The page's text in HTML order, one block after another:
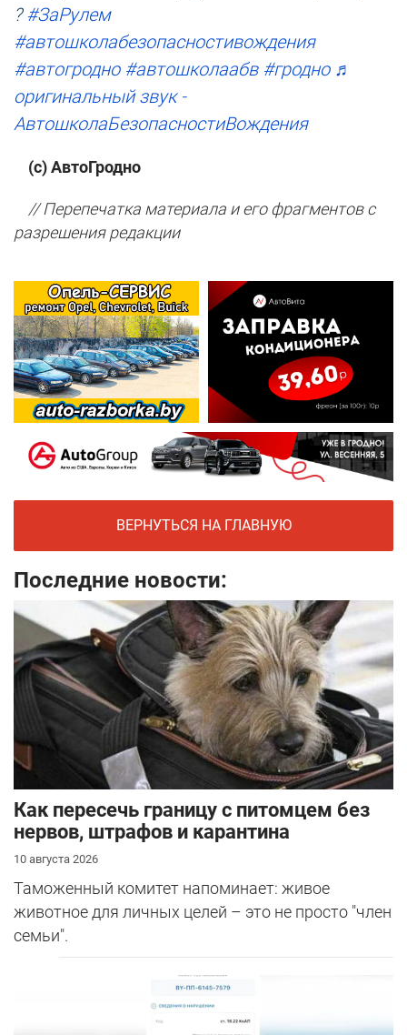
? #ЗаРулем
#автошколабезопасностивождения
#автогродно #автошколаабв #гродно ♬
оригинальный звук -
АвтошколаБезопасностиВождения
(с) АвтоГродно
// Перепечатка материала и его фрагментов с
разрешения редакции
ВЕРНУТЬСЯ НА ГЛАВНУЮ
Последние новости:
Как пересечь границу с питомцем без
нервов, штрафов и карантина
10 августа 2026
Таможенный комитет напоминает: живое
животное для личных целей – это не просто "член
семьи".